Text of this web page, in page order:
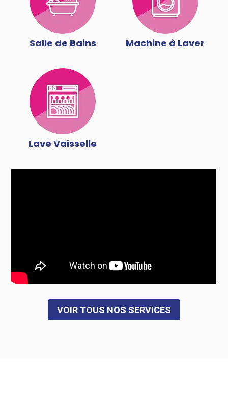
Salle de Bains Machine à Laver
Lave Vaisselle
VOIR TOUS NOS SERVICES